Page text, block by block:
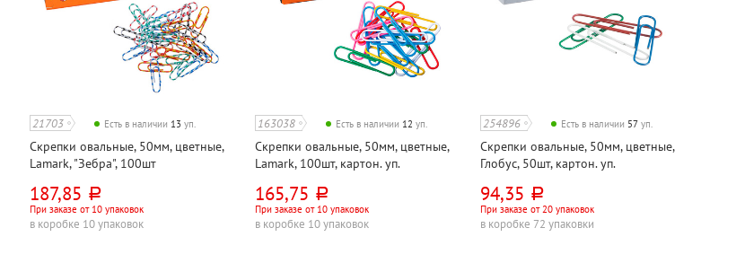
21703 Есть в наличии 13 уп.
Скрепки овальные, 50мм, цветные,
Lamark, "Зебра", 100шт
187,85 руб.
При заказе от 10 упаковок
в коробке 10 упаковок
163038 Есть в наличии 12 уп.
Скрепки овальные, 50мм, цветные,
Lamark, 100шт, картон. уп.
165,75 руб.
При заказе от 10 упаковок
в коробке 10 упаковок
254896 Есть в наличии 57 уп.
Скрепки овальные, 50мм, цветные,
Глобус, 50шт, картон. уп.
94,35 руб.
При заказе от 20 упаковок
в коробке 72 упаковки